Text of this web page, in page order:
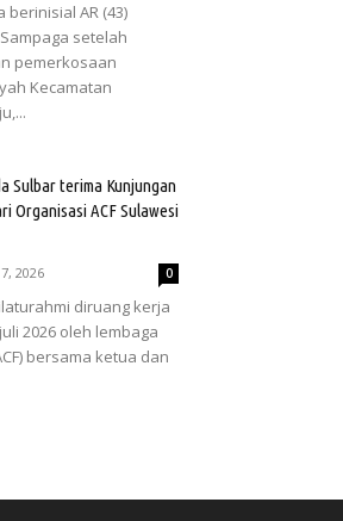
berinisial AR (43)
setelah
pemerkosaan
Kecamatan
Sulbar terima Kunjungan
Organisasi ACF Sulawesi
2026 0
diruang kerja
2026 oleh lembaga
bersama ketua dan